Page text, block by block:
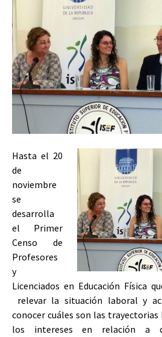
Hasta el 20
de
noviembre
se
desarrolla
el Primer
Censo de
Profesores
y
Licenciados en Educación Física
relevar la situación laboral y
conocer cuáles son las trayectorias
los intereses en relación a